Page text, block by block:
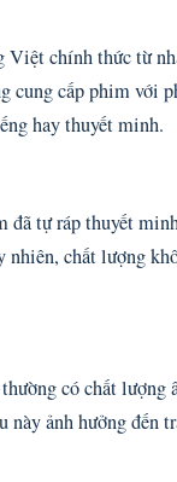
chính thức từ
cung cấp phim với
hay thuyết minh.
tự ráp thuyết
chất lượng
có chất lượng
ảnh hưởng đến